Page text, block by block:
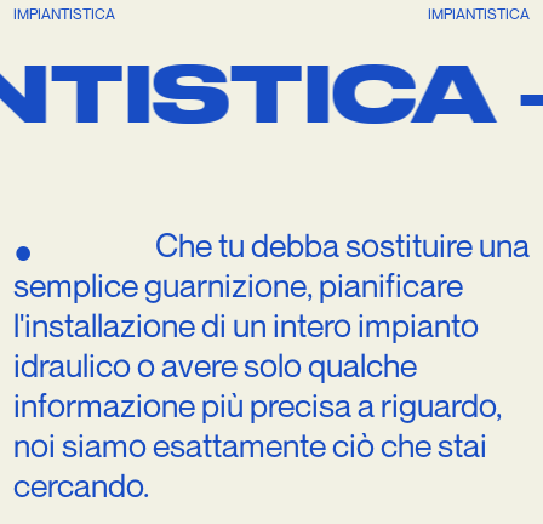
IMPIANTISTICA IMPIANTISTICA
—
● Chetudebbasostituire una
sempliceguarnizione, pianificare
l'installazionedi un interoimpianto
idraulicooaveresoloqualche
informazionepiù precisaariguardo,
noi siamoesattamenteciòchestai
cercando.